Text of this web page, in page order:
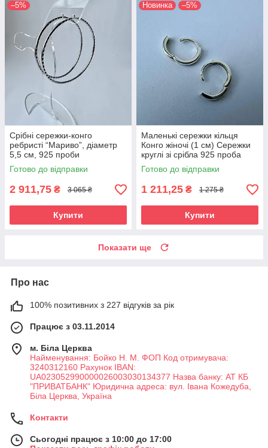
–5%
Срібні сережки-конго
ребристі “Мариво”, діаметр
5,5 см, 925 проби
Готово до відправки
2 911,75 ₴ 3 065 ₴
Купити
Новинка –5%
Маленькі сережки кільця
Конго жіночі (1 см) Сережки
круглі зі срібла 925 проба
Готово до відправки
1 211,25 ₴ 1 275 ₴
Купити
Показати ще
Про нас
100% позитивних з 227 відгуків за рік
Працює з 03.11.2014
м. Біла Церква
Найменування: Бойко Н. М. ФОП Код отримувача:
3240312160 Рахунок IBAN:
UA023052990000026003030134377 Назва банку: АТ КБ
"ПРИВАТБАНК" Юридична адреса: вул. Івана Кожедуба,
Біла Церква, Україна
Контакти
Сьогодні працює з 10:00 до 17:00